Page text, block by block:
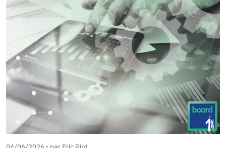
Dans l’écran des factures d’entrée et de sortie, une
nouvelle impression « Liste simple des régularisations » a
été ajoutée ; la liste s’ouvre lorsque l’option de
régularisation est relancée pour une facture déjà
régularisée.